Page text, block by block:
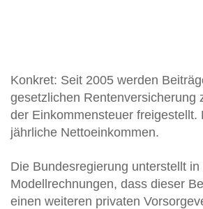
Konkret: Seit 2005 werden
gesetzlichen Rentenversicherung
der Einkommensteuer freigestellt.
jährliche Nettoeinkommen.
Die Bundesregierung unterstellt in
Modellrechnungen, dass dieser
einen weiteren privaten